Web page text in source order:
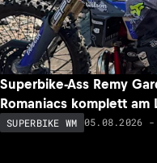
Superbike-Ass Remy
Romaniacs komplett am
SUPERBIKE WM 05.08.2026